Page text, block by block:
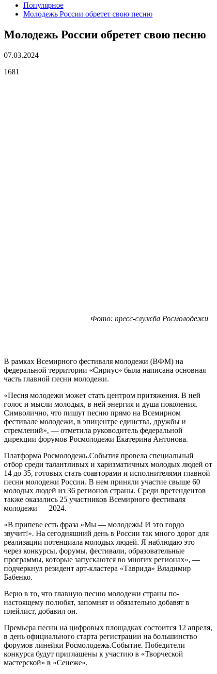
Популярное
Молодежь России обретет свою песню
Молодежь России обретет свою песню
07.03.2024
1681
Фото: пресс-служба Росмолодежи
В рамках Всемирного фестиваля молодежи (ВФМ) на
федеральной территории «Сириус» была написана основная
часть главной песни молодежи.
«Песня молодежи может стать центром притяжения. В ней
голос и мысли молодых, в ней энергия и душа поколения.
Символично, что пишут песню прямо на Всемирном
фестивале молодежи, в эпицентре единства, дружбы и
стремлений», — отметила руководитель федеральной
дирекции форумов Росмолодежи Екатерина Антонова.
Платформа Росмолодежь.События провела специальный
отбор среди талантливых и харизматичных молодых людей от
14 до 35, готовых стать соавторами и исполнителями главной
песни молодежи России. В нем приняли участие свыше 60
молодых людей из 36 регионов страны. Среди претендентов
также оказались 25 участников Всемирного фестиваля
молодежи — 2024.
«В припеве есть фраза «Мы — молодежь! И это гордо
звучит!». На сегодняшний день в России так много дорог для
реализации потенциала молодых людей. Я наблюдаю это
через конкурсы, форумы, фестивали, образовательные
программы, которые запускаются во многих регионах», —
подчеркнул резидент арт-кластера «Таврида» Владимир
Бабенко.
Верю в то, что главную песню молодежи страны по-
настоящему полюбят, запомнят и обязательно добавят в
плейлист, добавил он.
Премьера песни на цифровых площадках состоится 12 апреля,
в день официального старта регистрации на большинство
форумов линейки Росмолодежь.Событие. Победители
конкурса будут приглашены к участию в «Творческой
мастерской» в «Сенеже».